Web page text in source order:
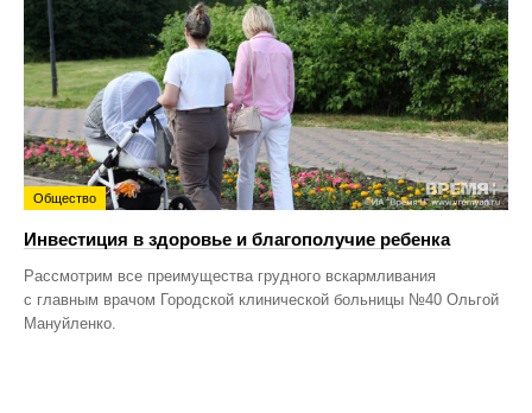
Общество
Инвестиция в здоровье и благополучие ребенка
Рассмотрим все преимущества грудного вскармливания
с главным врачом Городской клинической больницы №40 Ольгой
Мануйленко.